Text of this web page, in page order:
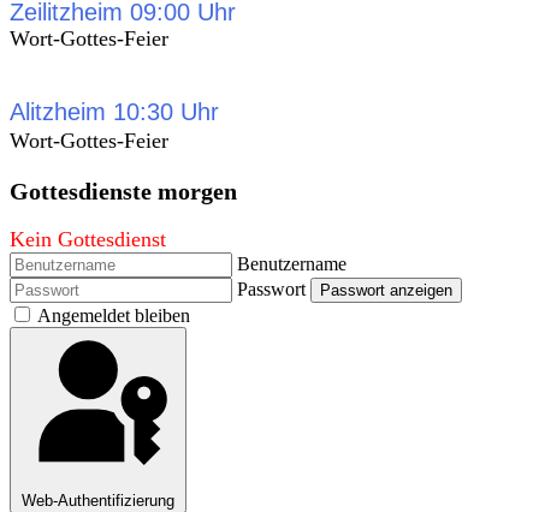
Zeilitzheim 09:00 Uhr
Wort-Gottes-Feier
Alitzheim 10:30 Uhr
Wort-Gottes-Feier
Gottesdienste morgen
Kein Gottesdienst
Benutzername
Passwort
Passwort anzeigen
Angemeldet bleiben
Web-Authentifizierung